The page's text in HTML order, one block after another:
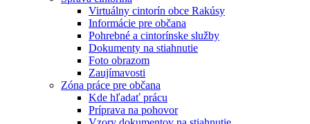
Virtuálny cintorín obce Rakúsy
Informácie pre občana
Pohrebné a cintorínske služby
Dokumenty na stiahnutie
Foto obrazom
Zaujímavosti
Zóna práce pre občana
Kde hľadať prácu
Príprava na pohovor